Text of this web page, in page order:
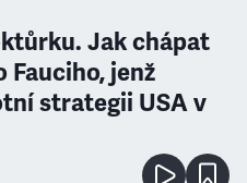
Jak chápat
jenž
strategii USA v